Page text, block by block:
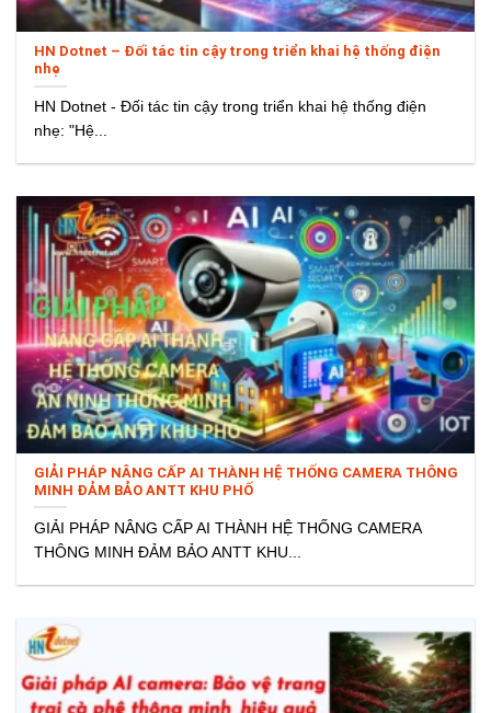
HN Dotnet – Đối tác tin cậy trong triển khai hệ thống điện
nhẹ
HN Dotnet - Đối tác tin cậy trong triển khai hệ thống điện
nhẹ: "Hệ...
GIẢI PHÁP NÂNG CẤP AI THÀNH HỆ THỐNG CAMERA THÔNG
MINH ĐẢM BẢO ANTT KHU PHỐ
GIẢI PHÁP NÂNG CẤP AI THÀNH HỆ THỐNG CAMERA
THÔNG MINH ĐẢM BẢO ANTT KHU...